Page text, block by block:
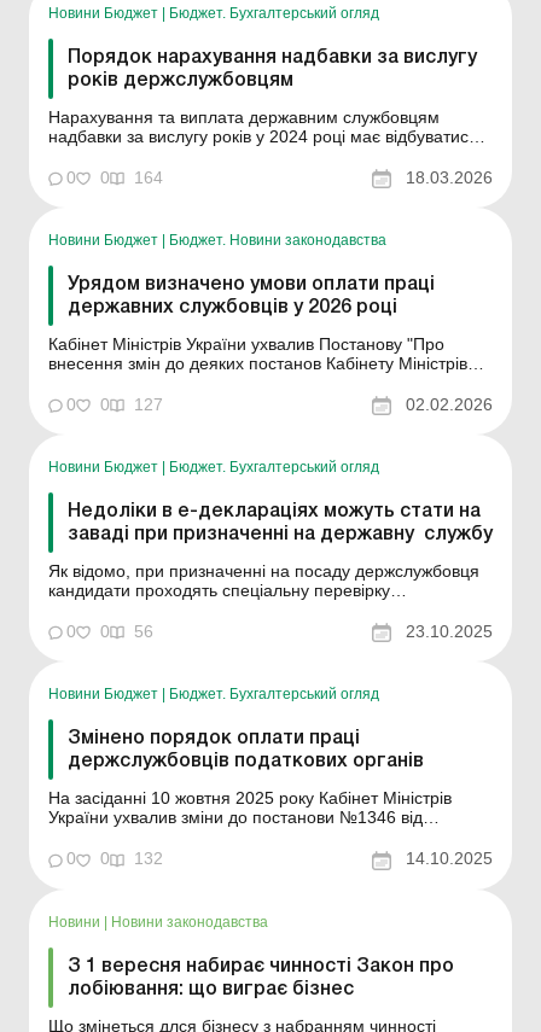
Новини Бюджет | Бюджет. Бухгалтерський огляд
Порядок нарахування надбавки за вислугу
років держслужбовцям
Нарахування та виплата державним службовцям
надбавки за вислугу років у 2024 році має відбуватися з
Закону України від 9 листопада 2023 року № 3460-IX
«Про Державний бюджет України на 2024 рік», тобто на
0 0 164 18.03.2026
Новини Бюджет | Бюджет. Новини законодавства
Урядом визначено умови оплати праці
державних службовців у 2026 році
Кабінет Міністрів України ухвалив Постанову "Про
внесення змін до деяких постанов Кабінету Міністрів
основі класифікації посад". Ознайомитися з
0 0 127 02.02.2026
Новини Бюджет Бюджет. Бухгалтерський огляд
Недоліки в е-деклараціях можуть стати на
заваді при призначенні на державну службу
Як відомо, при призначенні на посаду держслужбовця
кандидати проходять спеціальну перевірку
корупції, яка зокрема охоплює і перевірку
достовірності даних, зазначених у деклараціях.
недостовірних...
0 0 56 23.10.2025
Новини Бюджет Бюджет. Бухгалтерський огляд
Змінено порядок оплати праці
держслужбовців податкових органів
На засіданні 10 жовтня 2025 року Кабінет Міністрів
України ухвалив зміни до постанови №1346 від
службовців податкових органів». Із документа
виключено норму, яка передбачала виплату
додаткове нав...
0 0 132 14.10.2025
Новини | Новини законодавства
З 1 вересня набирає чинності Закон про
лобіювання: що виграє бізнес
Що змінеться длся бізнесу з набранням чинності